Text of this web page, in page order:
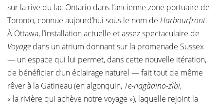
sur la rive du lac Ontario dans l’ancienne zone portuaire de
Toronto, connue aujourd’hui sous le nom de Harbourfront.
À Ottawa, l’installation actuelle et assez spectaculaire de
Voyage dans un atrium donnant sur la promenade Sussex
— un espace qui lui permet, dans cette nouvelle itération,
de bénéficier d’un éclairage naturel — fait tout de même
rêver à la Gatineau (en algonquin, Te-nagàdino-zìbi,
« la rivière qui achève notre voyage »), laquelle rejoint la